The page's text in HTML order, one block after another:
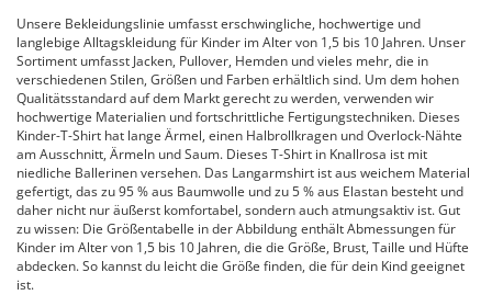
Unsere Bekleidungslinie umfasst erschwingliche, hochwertige und
langlebige Alltagskleidung für Kinder im Alter von 1,5 bis 10 Jahren. Unser
Sortiment umfasst Jacken, Pullover, Hemden und vieles mehr, die in
verschiedenen Stilen, Größen und Farben erhältlich sind. Um dem hohen
Qualitätsstandard auf dem Markt gerecht zu werden, verwenden wir
hochwertige Materialien und fortschrittliche Fertigungstechniken. Dieses
Kinder-T-Shirt hat lange Ärmel, einen Halbrollkragen und Overlock-Nähte
am Ausschnitt, Ärmeln und Saum. Dieses T-Shirt in Knallrosa ist mit
niedliche Ballerinen versehen. Das Langarmshirt ist aus weichem Material
gefertigt, das zu 95 % aus Baumwolle und zu 5 % aus Elastan besteht und
daher nicht nur äußerst komfortabel, sondern auch atmungsaktiv ist. Gut
zu wissen: Die Größentabelle in der Abbildung enthält Abmessungen für
Kinder im Alter von 1,5 bis 10 Jahren, die die Größe, Brust, Taille und Hüfte
abdecken. So kannst du leicht die Größe finden, die für dein Kind geeignet
ist.